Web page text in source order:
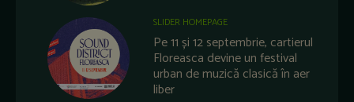
SLIDER HOMEPAGE
Pe 11 și 12 septembrie, cartierul
Floreasca devine un festival
urban de muzică clasică în aer
liber